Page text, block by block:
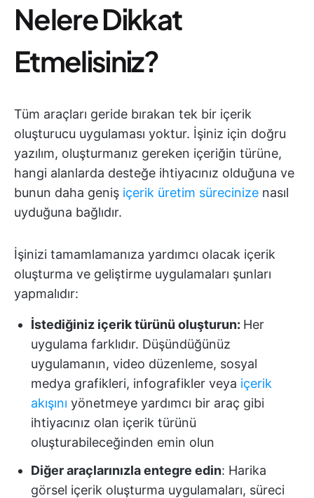
Nelere Dikkat
Etmelisiniz?
Tüm araçları geride bırakan tek bir içerik
oluşturucu uygulaması yoktur. İşiniz için doğru
yazılım, oluşturmanız gereken içeriğin türüne,
hangi alanlarda desteğe ihtiyacınız olduğuna ve
bunun daha geniş içerik üretim sürecinize nasıl
uyduğuna bağlıdır.
İşinizi tamamlamanıza yardımcı olacak içerik
oluşturma ve geliştirme uygulamaları şunları
yapmalıdır:
İstediğiniz içerik türünü oluşturun: Her
uygulama farklıdır. Düşündüğünüz
uygulamanın, video düzenleme, sosyal
medya grafikleri, infografikler veya içerik
akışını yönetmeye yardımcı bir araç gibi
ihtiyacınız olan içerik türünü
oluşturabileceğinden emin olun
Diğer araçlarınızla entegre edin: Harika
görsel içerik oluşturma uygulamaları, süreci